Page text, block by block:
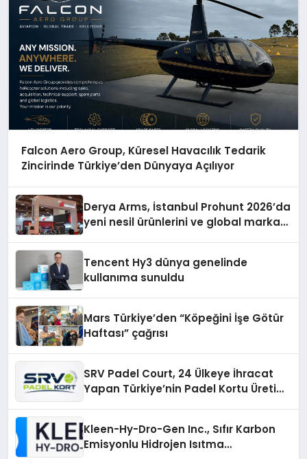
Falcon Aero Group, Küresel Havacılık Tedarik
Zincirinde Türkiye’den Dünyaya Açılıyor
Derya Arms, İstanbul Prohunt 2026’da
yeni nesil ürünlerini ve global marka
Tencent Hy3 dünya genelinde
kullanıma sunuldu
Mars Türkiye’den “Köpeğini İşe Götür
Haftası” çağrısı
SRV Padel Court, 24 Ülkeye İhracat
Yapan Türkiye’nin Padel Kortu Üretim
Kleen-Hy-Dro-Gen Inc., Sıfır Karbon
Emisyonlu Hidrojen Isıtma